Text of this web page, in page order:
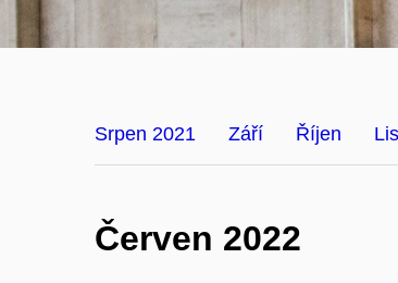
Srpen 2021 Září Říjen
Červen 2022